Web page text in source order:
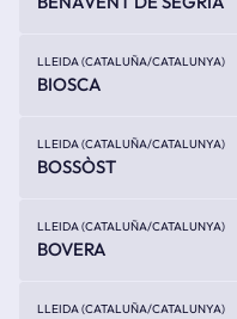
LLEIDA (CATALUÑA/CATALUNYA)
BIOSCA
LLEIDA (CATALUÑA/CATALUNYA)
BOSSÒST
LLEIDA (CATALUÑA/CATALUNYA)
BOVERA
LLEIDA (CATALUÑA/CATALUNYA)